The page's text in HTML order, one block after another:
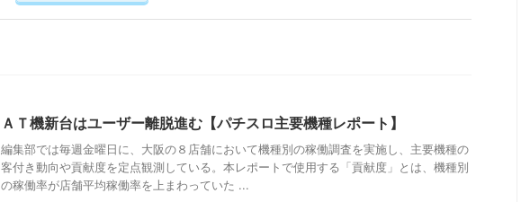
ＡＴ機新台はユーザー離脱進む【パチスロ主要機種レポート】
編集部では毎週金曜日に、大阪の８店舗において機種別の稼働調査を実施し、主要機種の
客付き動向や貢献度を定点観測している。本レポートで使用する「貢献度」とは、機種別
の稼働率が店舗平均稼働率を上まわっていた ...